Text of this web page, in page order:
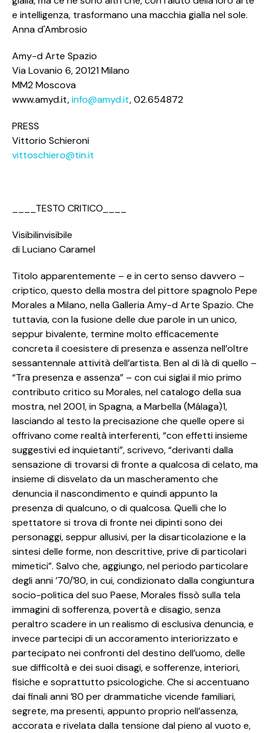
e intelligenza, trasformano una macchia gialla nel sole.
Anna d'Ambrosio
Amy-d Arte Spazio
Via Lovanio 6, 20121 Milano
MM2 Moscova
www.amyd.it,info@amyd.it, 02.654872
PRESS
Vittorio Schieroni
vittoschiero@tin.it
____TESTO CRITICO____
Visibilinvisibile
di Luciano Caramel
Titolo apparentemente – e in certo senso davvero –
criptico, questo della mostra del pittore spagnolo Pepe
Morales a Milano, nella Galleria Amy-d Arte Spazio. Che
tuttavia, con la fusione delle due parole in un unico,
seppur bivalente, termine molto efficacemente
concreta il coesistere di presenza e assenza nell’oltre
sessantennale attività dell’artista. Ben al di là di quello –
“Tra presenza e assenza” – con cui siglai il mio primo
contributo critico su Morales, nel catalogo della sua
mostra, nel 2001, in Spagna, a Marbella (Málaga)1,
lasciando al testo la precisazione che quelle opere si
offrivano come realtà interferenti, “con effetti insieme
suggestivi ed inquietanti”, scrivevo, “derivanti dalla
sensazione di trovarsi di fronte a qualcosa di celato, ma
insieme di disvelato da un mascheramento che
denuncia il nascondimento e quindi appunto la
presenza di qualcuno, o di qualcosa. Quelli che lo
spettatore si trova di fronte nei dipinti sono dei
personaggi, seppur allusivi, per la disarticolazione e la
sintesi delle forme, non descrittive, prive di particolari
mimetici”. Salvo che, aggiungo, nel periodo particolare
degli anni ’70/’80, in cui, condizionato dalla congiuntura
socio-politica del suo Paese, Morales fissò sulla tela
immagini di sofferenza, povertà e disagio, senza
peraltro scadere in un realismo di esclusiva denuncia, e
invece partecipi di un accoramento interiorizzato e
partecipato nei confronti del destino dell’uomo, delle
sue difficoltà e dei suoi disagi, e sofferenze, interiori,
fisiche e soprattutto psicologiche. Che si accentuano
dai finali anni ’80 per drammatiche vicende familiari,
segrete, ma presenti, appunto proprio nell’assenza,
accorata e rivelata dalla tensione dal pieno al vuoto e,